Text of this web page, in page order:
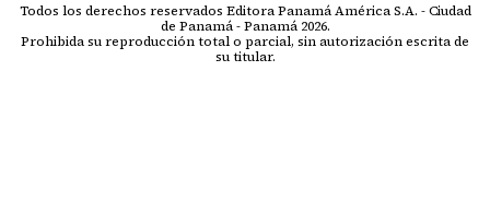
Todos los derechos reservados Editora Panamá América S.A. - Ciudad
de Panamá - Panamá 2026.
Prohibida su reproducción total o parcial, sin autorización escrita de
su titular.